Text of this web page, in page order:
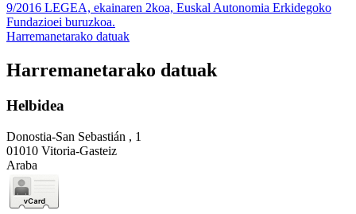
9/2016 LEGEA, ekainaren 2koa, Euskal Autonomia Erkidegoko
Fundazioei buruzkoa.
Harremanetarako datuak
Harremanetarako datuak
Helbidea
Donostia-San Sebastián , 1
01010 Vitoria-Gasteiz
Araba